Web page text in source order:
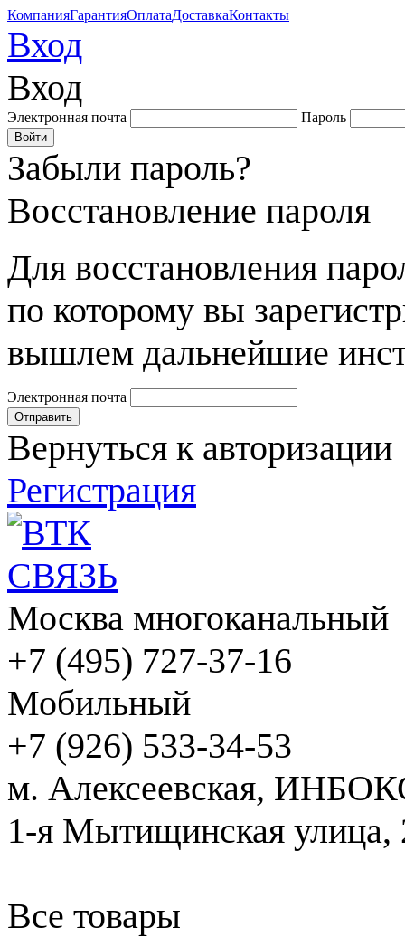
КомпанияГарантияОплатаДоставкаКонтакты
Вход
Вход
Электронная почта Пароль
Забыли пароль?
Восстановление пароля
Для восстановления
по которому вы
вышлем дальнейшие
Электронная почта
Вернуться к авторизации
Регистрация
Москва многоканальный
+7 (495) 727-37-16
Мобильный
+7 (926) 533-34-53
м. Алексеевская,
1-я Мытищинская улица,
Все товары